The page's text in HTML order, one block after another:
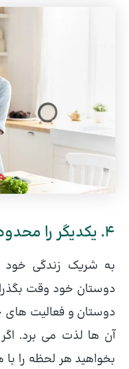
4. یکدیگر را محدود نکنید و به هم فضا بدهید
به شریک زندگی خود
دوستان خود وقت
دوستان و فعالیت های
آن ها لذت می برد.
بخواهید هر لحظه را